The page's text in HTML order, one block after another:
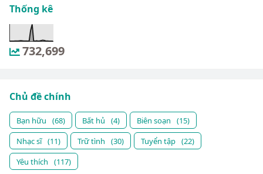
Thống kê
732,699
Chủ đề chính
Bạn hữu (68) Bất hủ (4) Biên soạn
(15)
Nhạc sĩ (11) Trữ tình (30) Tuyển tập (22)
Yêu thích
(117)